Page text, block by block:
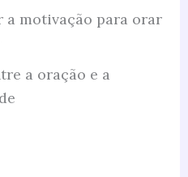
a motivação para orar
a oração e a